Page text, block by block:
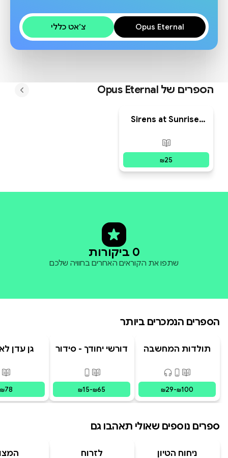
Opus Eternal צ׳אט כללי
הספרים של Opus Eternal
Sirens at Sunrise:
Firsthand Accounts
פורמטים זמינים
₪25
0 ביקורות
שתפו את הקוראים האחרים בחוויה שלכם
הספרים הנמכרים ביותר
תולדות המחשבה
פורמטים זמינים
מודפס, דיגיטלי, קולי
₪29-₪100
דורשי יחודך - סידור
פורמטים זמינים
מודפס,
₪15-₪65
גן עדן
₪78
ספרים נוספים שאולי תאהבו גם
ניחוח הטיון
לזרוח